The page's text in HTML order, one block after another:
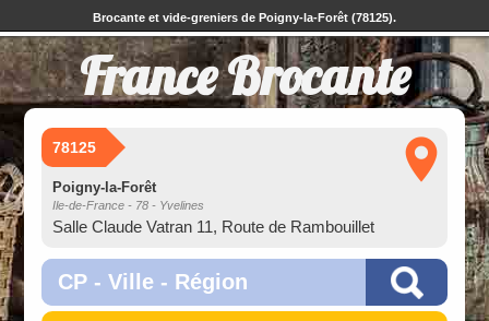
Brocante et vide-greniers de Poigny-la-Forêt (78125).
France Brocante
78125
Poigny-la-Forêt
Ile-de-France - 78 - Yvelines
Salle Claude Vatran 11, Route de Rambouillet